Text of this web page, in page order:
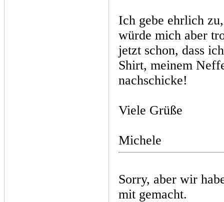
Ich gebe ehrlich
würde mich aber
jetzt schon, dass
Shirt, meinem
nachschicke!
Viele Grüße
Michele
Sorry, aber wir
mit gemacht.